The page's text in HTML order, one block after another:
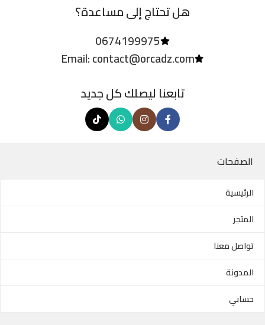
هل تحتاج إلى مساعدة؟
0674199975
Email: contact@orcadz.com
تابعنا ليصلك كل جديد
الصفحات
الرئيسية
المتجر
تواصل معنا
المدونة
حسابي